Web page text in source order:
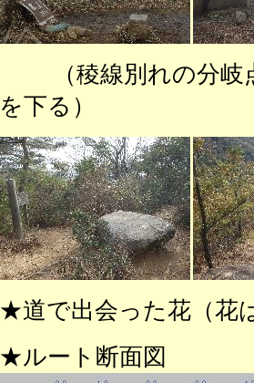
（稜線別れ
を下る） （渡
★道で出会った花（花
★ルート断面図